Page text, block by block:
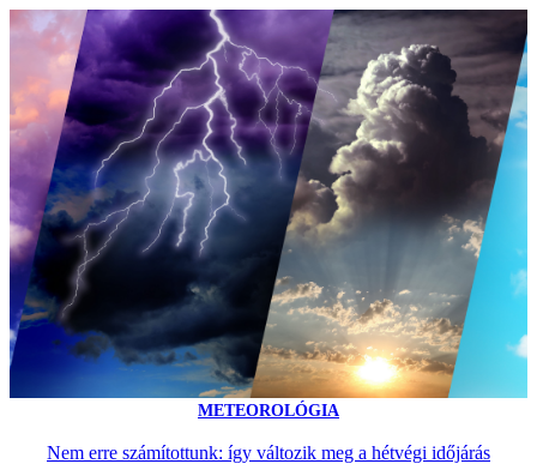
METEOROLÓGIA
Nem erre számítottunk: így változik meg a hétvégi időjárás